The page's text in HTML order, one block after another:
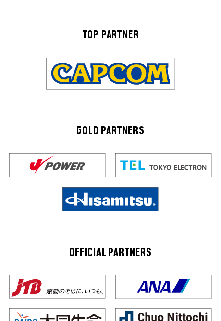
TOP PARTNER
GOLD PARTNERS
OFFICIAL PARTNERS